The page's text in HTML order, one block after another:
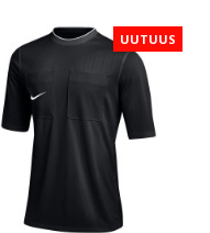
UUTUUS